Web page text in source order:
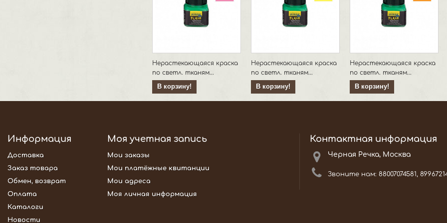
Нерастекающаяся краска
по светл. тканям...
В корзину!
Нерастекающаяся краска
по светл. тканям...
В корзину!
Нерастекающаяся краска
по светл. тканям...
В корзину!
Информация
Доставка
Заказ товара
Обмен, возврат
Оплата
Каталоги
Новости
Моя учетная запись
Мои заказы
Мои платёжные квитанции
Мои адреса
Моя личная информация
Контактная информация
Черная Речка, Москва
Звоните нам: 88007074581,